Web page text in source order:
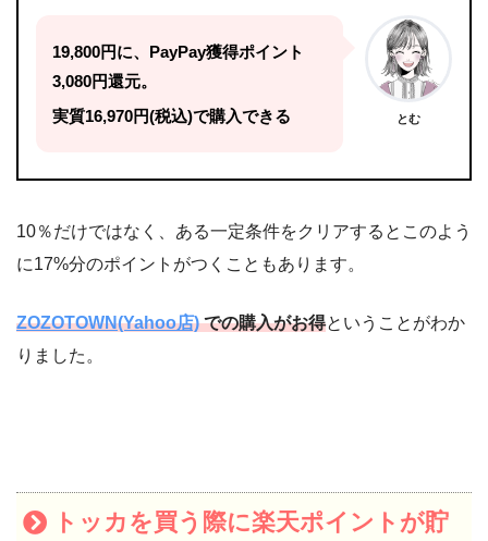
19,800円に、PayPay獲得ポイント
3,080円還元。
実質16,970円(税込)で購入できる
とむ
10％だけではなく、ある一定条件をクリアするとこのよう
に17%分のポイントがつくこともあります。
ZOZOTOWN(Yahoo店)での購入がお得ということがわか
りました。
トッカを買う際に楽天ポイントが貯